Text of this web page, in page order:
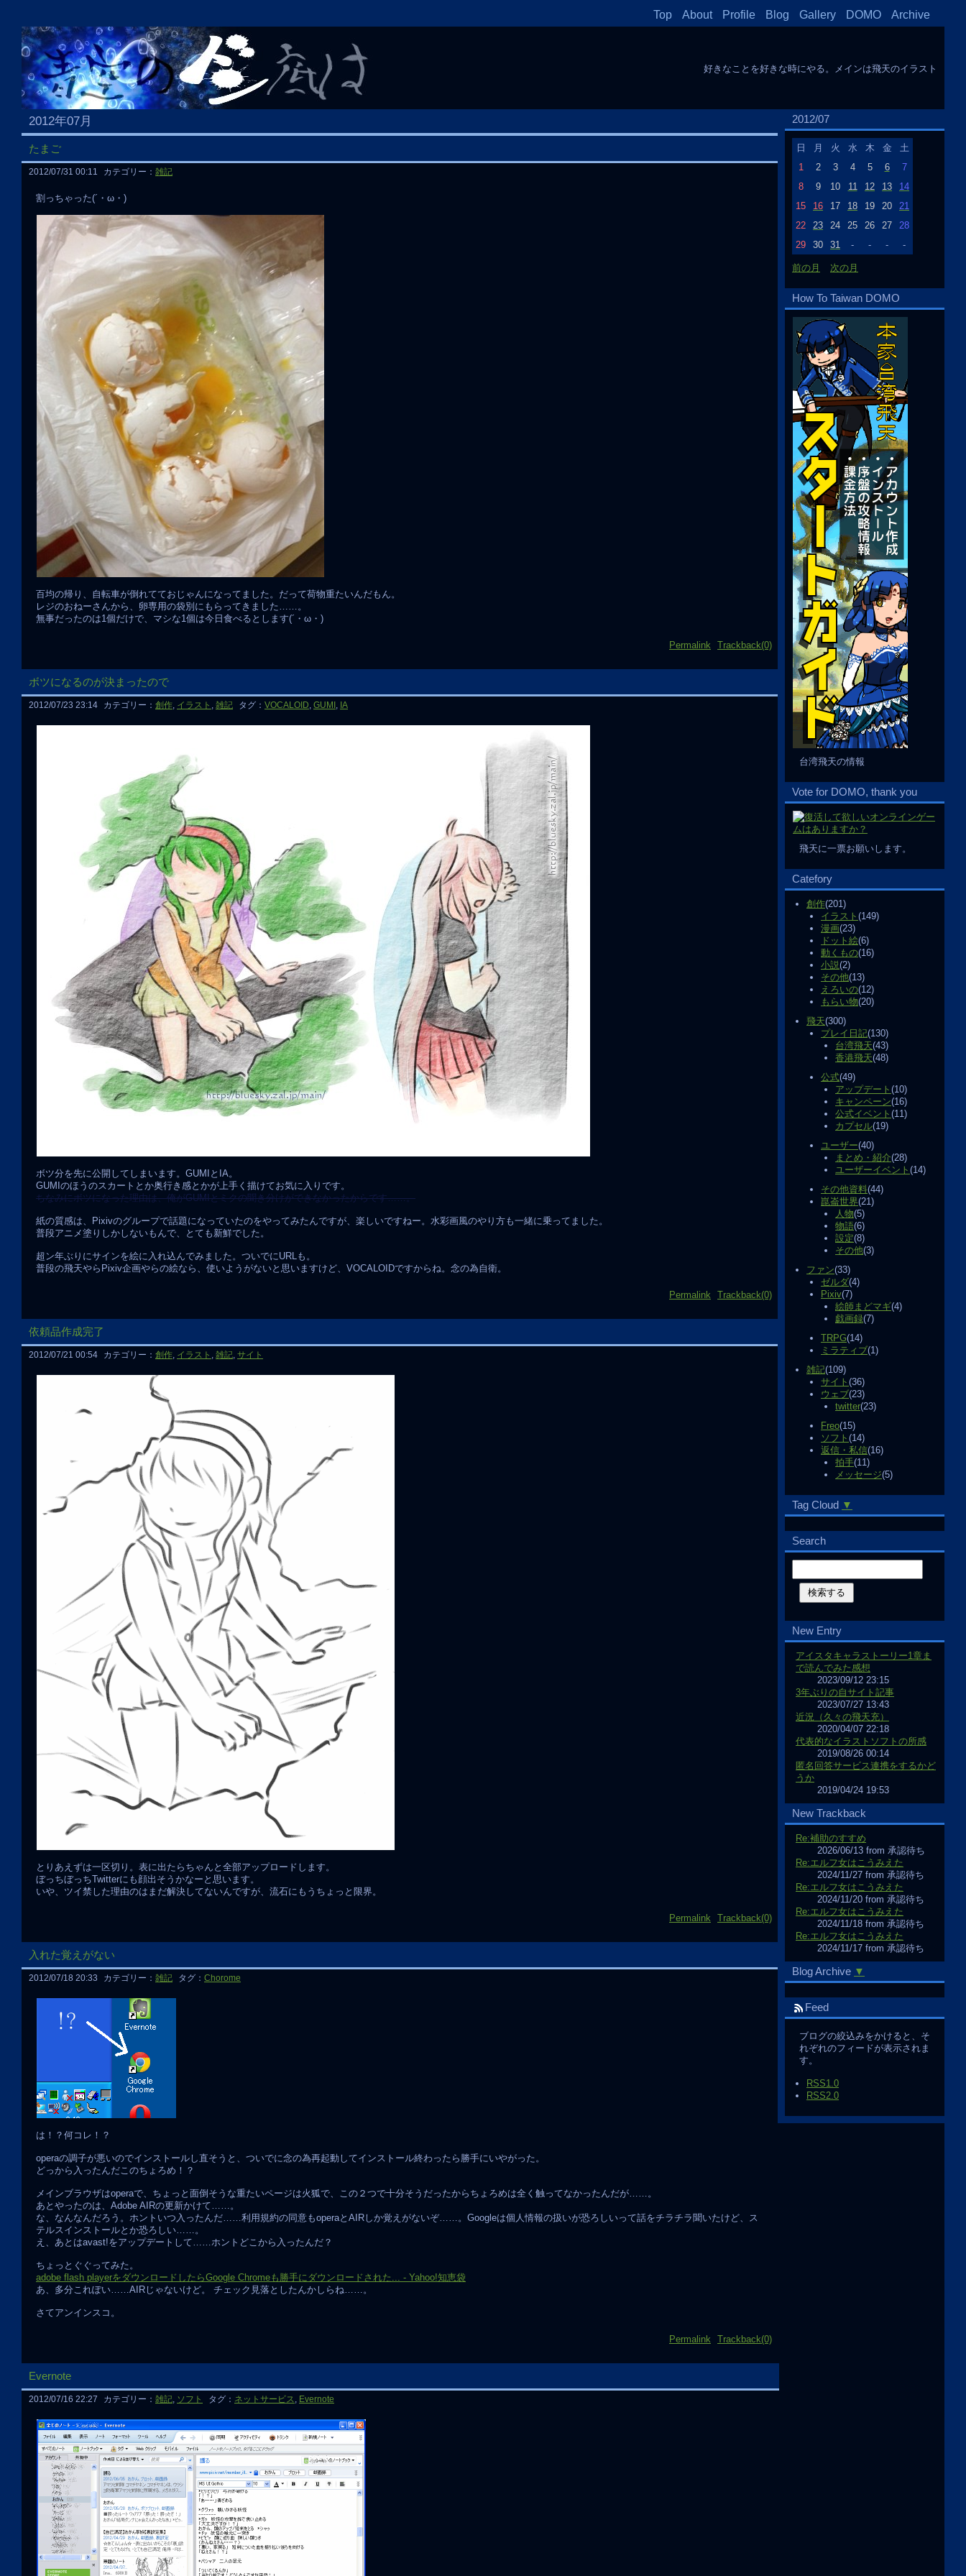
Top About Profile Blog Gallery DOMO Archive
好きなことを好きな時にやる。メインは飛天のイラスト
2012/07
日 月 火 水 木 金
土
1
2 3 4 5 6
7
8
9 10 11 12 13
14
15
16 17 18 19 20
21
22
23 24 25 26 27
28
29
30 31 - - - -
前の月 次の月
How To Taiwan DOMO
台湾飛天の情報
Vote for DOMO, thank you
飛天に一票お願いします。
Catefory
創作(201)
イラスト (149)
漫画(23)
ドット絵(6)
動くもの(16)
小説(2)
その他(13)
えろいの(12)
もらい物(20)
飛天(300)
プレイ日記(130)
台湾飛天(43)
香港飛天(48)
公式(49)
アップデート (10)
キャンペーン(16)
公式イベント (11)
カプセル(19)
ユーザー(40)
まとめ・紹介(28)
ユーザーイベント (14)
その他資料(44)
崑崙世界(21)
人物(5)
物語(6)
設定(8)
その他(3)
ファン(33)
ゼルダ(4)
Pixiv(7)
絵師まどマギ(4)
戯画録(7)
TRPG(14)
ミラティブ(1)
雑記(109)
サイト (36)
ウェブ(23)
twitter(23)
Freo(15)
ソフト (14)
返信・私信(16)
拍手(11)
メッセージ(5)
Tag Cloud ▼
Search
New Entry
アイスタキャラストーリー1章ま
で読んでみた感想
2023/09/12 23:15
3年ぶりの自サイト記事
2023/07/27 13:43
近況（久々の飛天充）
2020/04/07 22:18
代表的なイラストソフトの所感
2019/08/26 00:14
匿名回答サービス連携をするかど
うか
2019/04/24 19:53
New Trackback
Re:補助のすすめ
2026/06/13 from 承認待ち
Re:エルフ女はこうみえた
2024/11/27 from 承認待ち
Re:エルフ女はこうみえた
2024/11/20 from 承認待ち
Re:エルフ女はこうみえた
2024/11/18 from 承認待ち
Re:エルフ女はこうみえた
2024/11/17 from 承認待ち
Blog Archive ▼
Feed
ブログの絞込みをかけると、そ
れぞれのフィードが表示されま
す。
RSS1.0
RSS2.0
2012年07月
たまご
2012/07/31 00:11 カテゴリー： 雑記
割っちゃった(´・ω・)
百均の帰り、自転車が倒れてておじゃんになってました。だって荷物重たいんだもん。
レジのおねーさんから、卵専用の袋別にもらってきました……。
無事だったのは1個だけで、マシな1個は今日食べるとします(´・ω・)
Permalink Trackback(0)
ボツになるのが決まったので
2012/07/23 23:14 カテゴリー： 創作 イラスト 雑記 タグ： VOCALOID GUMI IA
ボツ分を先に公開してしまいます。GUMIとIA。
GUMIのほうのスカートとか奥行き感とかが上手く描けてお気に入りです。
ちなみにボツになった理由は、俺がGUMIとミクの聞き分けができなかったからです……。
紙の質感は、Pixivのグループで話題になっていたのをやってみたんですが、楽しいですねー。水彩画風のやり方も一緒に乗ってました。
普段アニメ塗りしかしないもんで、とても新鮮でした。
超ン年ぶりにサインを絵に入れ込んでみました。ついでにURLも。
普段の飛天やらPixiv企画やらの絵なら、使いようがないと思いますけど、VOCALOIDですからね。念の為自衛。
Permalink Trackback(0)
依頼品作成完了
2012/07/21 00:54 カテゴリー： 創作 イラスト 雑記 サイト
とりあえずは一区切り。表に出たらちゃんと全部アップロードします。
ぼっちぼっちTwitterにも顔出そうかなーと思います。
いや、ツイ禁した理由のはまだ解決してないんですが、流石にもうちょっと限界。
Permalink Trackback(0)
入れた覚えがない
2012/07/18 20:33 カテゴリー： 雑記 タグ： Chorome
は！？何コレ！？
operaの調子が悪いのでインストールし直そうと、ついでに念の為再起動してインストール終わったら勝手にいやがった。
どっから入ったんだこのちょろめ！？
メインブラウザはoperaで、ちょっと面倒そうな重たいページは火狐で、この２つで十分そうだったからちょろめは全く触ってなかったんだが……。
あとやったのは、Adobe AIRの更新かけて……。
な、なんなんだろう。ホントいつ入ったんだ……利用規約の同意もoperaとAIRしか覚えがないぞ……。Googleは個人情報の扱いが恐ろしいって話をチラチラ聞いたけど、ス
テルスインストールとか恐ろしい……。
え、あとはavast!をアップデートして……ホントどこから入ったんだ？
ちょっとぐぐってみた。
adobe flash playerをダウンロードしたらGoogle Chromeも勝手にダウンロードされた... - Yahoo!知恵袋
あ、多分これぽい……AIRじゃないけど。 チェック見落としたんかしらね……。
さてアンインスコ。
Permalink Trackback(0)
Evernote
2012/07/16 22:27 カテゴリー： 雑記 ソフト タグ： ネットサービス Evernote